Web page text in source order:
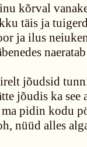
kõrval
täis ja
ja ilus
naeratab
jõudsid
jõudis ka see
ma pidin kodu
nüüd alles